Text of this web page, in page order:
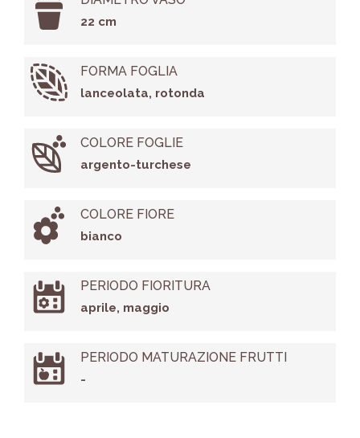
22 cm
FORMA FOGLIA
lanceolata, rotonda
COLORE FOGLIE
argento-turchese
COLORE FIORE
bianco
PERIODO FIORITURA
aprile, maggio
PERIODO MATURAZIONE FRUTTI
-